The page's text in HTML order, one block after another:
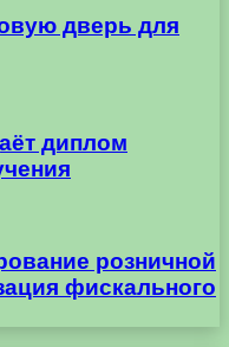
дверь для
диплом
розничной
фискального